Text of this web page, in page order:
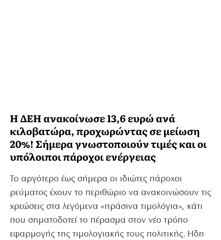
Η ΔΕΗ ανακοίνωσε 13,6 ευρώ ανά
κιλοβατώρα, προχωρώντας σε μείωση
20%! Σήμερα γνωστοποιούν τιμές και οι
υπόλοιποι πάροχοι ενέργειας
Το αργότερο έως σήμερα οι ιδιώτες πάροχοι
ρεύματος έχουν το περιθώριο να ανακοινώσουν τις
χρεώσεις στα λεγόμενα «πράσινα τιμολόγια», κάτι
που σηματοδοτεί το πέρασμα στον νέο τρόπο
εφαρμογής της τιμολογιακής τους πολιτικής. Ηδη